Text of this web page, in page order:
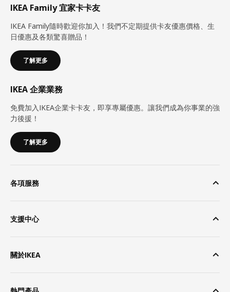
IKEA Family 宜家卡卡友
IKEA Family隨時歡迎你加入！我們不定期提供卡友優惠價格、生
日優惠及各類驚喜贈品！
了解更多
IKEA 企業業務
免費加入IKEA企業卡卡友，即享專屬優惠。讓我們成為你事業的強
力後援！
了解更多
各項服務
支援中心
關於IKEA